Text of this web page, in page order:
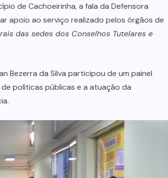
de Cachoeirinha, a fala da Defensora
apoio ao serviço realizado pelos órgãos de
das sedes dos Conselhos Tutelares e
Bezerra da Silva participou de um painel
políticas públicas e a atuação da